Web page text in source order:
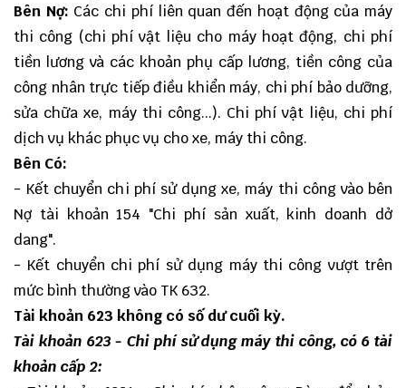
Bên Nợ: Các chi phí liên quan đến hoạt động của máy
thi công (chi phí vật liệu cho máy hoạt động, chi phí
tiền lương và các khoản phụ cấp lương, tiền công của
công nhân trực tiếp điều khiển máy, chi phí bảo dưỡng,
sửa chữa xe, máy thi công...). Chi phí vật liệu, chi phí
dịch vụ khác phục vụ cho xe, máy thi công.
Bên Có:
- Kết chuyển chi phí sử dụng xe, máy thi công vào bên
Nợ tài khoản 154 "Chi phí sản xuất, kinh doanh dở
dang".
- Kết chuyển chi phí sử dụng máy thi công vượt trên
mức bình thường vào TK 632.
Tài khoản 623 không có số dư cuối kỳ.
Tài khoản 623- Chi phí sử dụng máy thi công, có 6 tài
khoản cấp 2: